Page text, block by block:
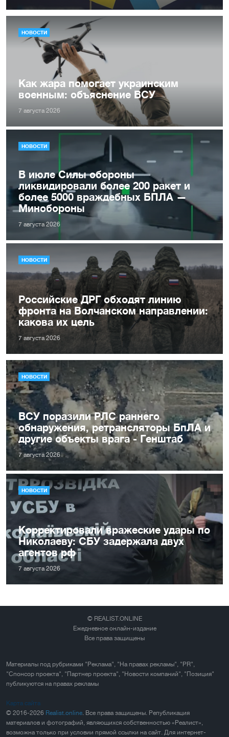
НОВОСТИ
Как жара помогает украинским
военным: объяснение ВСУ
7 августа 2026
НОВОСТИ
В июле Силы обороны
ликвидировали более 200 ракет и
более 5000 враждебных БПЛА —
Минобороны
7 августа 2026
НОВОСТИ
Российские ДРГ обходят линию
фронта на Волчанском направлении:
какова их цель
7 августа 2026
НОВОСТИ
ВСУ поразили РЛС раннего
обнаружения, ретрансляторы БпЛА и
другие объекты врага - Генштаб
7 августа 2026
НОВОСТИ
Корректировали вражеские удары по
Николаеву: СБУ задержала двух
агентов рф
7 августа 2026
© REALIST.ONLINE
Ежедневное онлайн-издание
Все права защищены
Материалы под рубриками "Реклама", "На правах рекламы", "PR",
"Спонсор проекта", "Партнер проекта", "Новости компаний", "Позиция"
публикуются на правах рекламы
Карта сайта
© 2016-2026 Realist.online . Все права защищены. Републикация
материалов и фотографий, являющихся собственностью «Реалист»,
возможна только при условии прямой ссылки на сайт. Для интернет-